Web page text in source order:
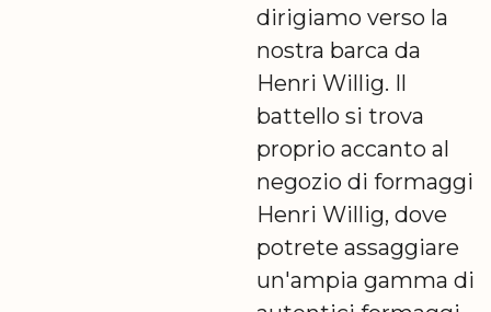
dirigiamo verso la
nostra barca da
Henri Willig. Il
battello si trova
proprio accanto al
negozio di formaggi
Henri Willig, dove
potrete assaggiare
un'ampia gamma di